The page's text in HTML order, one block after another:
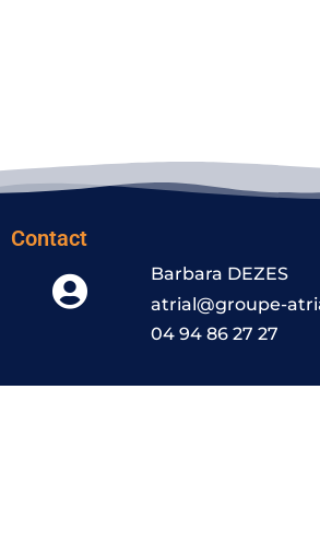
Contact
Barbara DEZES
atrial@groupe-
04 94 86 27 27